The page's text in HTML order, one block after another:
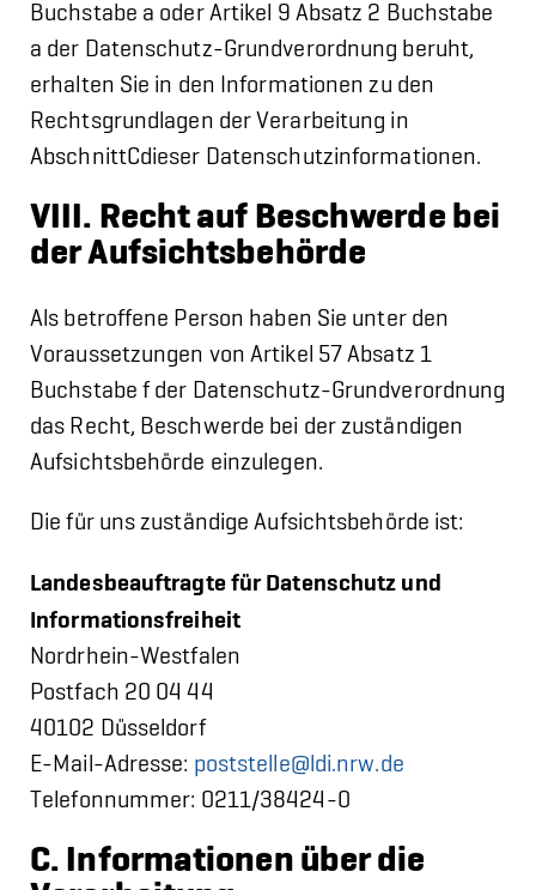
Buchstabe a oder Artikel 9 Absatz 2 Buchstabe
a der Datenschutz-Grundverordnung beruht,
erhalten Sie in den Informationen zu den
Rechtsgrundlagen der Verarbeitung in
AbschnittCdieser Datenschutzinformationen.
VIII. Recht auf Beschwerde bei
der Aufsichtsbehörde
Als betroffene Person haben Sie unter den
Voraussetzungen von Artikel 57 Absatz 1
Buchstabe f der Datenschutz-Grundverordnung
das Recht, Beschwerde bei der zuständigen
Aufsichtsbehörde einzulegen.
Die für uns zuständige Aufsichtsbehörde ist:
Landesbeauftragte für Datenschutz und
Informationsfreiheit
Nordrhein-Westfalen
Postfach 20 04 44
40102 Düsseldorf
E-Mail-Adresse: poststelle@ldi.nrw.de
Telefonnummer: 0211/38424-0
C. Informationen über die